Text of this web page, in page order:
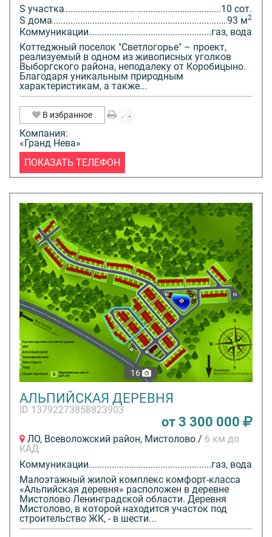
S участка
10 сот.
S дома
93 м2
Коммуникации
газ, вода
Коттеджный поселок "Светлогорье" – проект,
реализуемый в одном из живописных уголков
Выборгского района, неподалеку от Коробицыно.
Благодаря уникальным природным
характеристикам, а также...
В избранное
Компания:
«Гранд Нева»
ПОКАЗАТЬ ТЕЛЕФОН
16
АЛЬПИЙСКАЯ ДЕРЕВНЯ
ID 13792273858823903
от 3 300 000
ЛО, Всеволожский район, Мистолово / 6 км до
КАД
Коммуникации
газ, вода
Малоэтажный жилой комплекс комфорт-класса
«Альпийская деревня» расположен в деревне
Мистолово Ленинградской области. Деревня
Мистолово, в которой находится участок под
строительство ЖК, - в шести...